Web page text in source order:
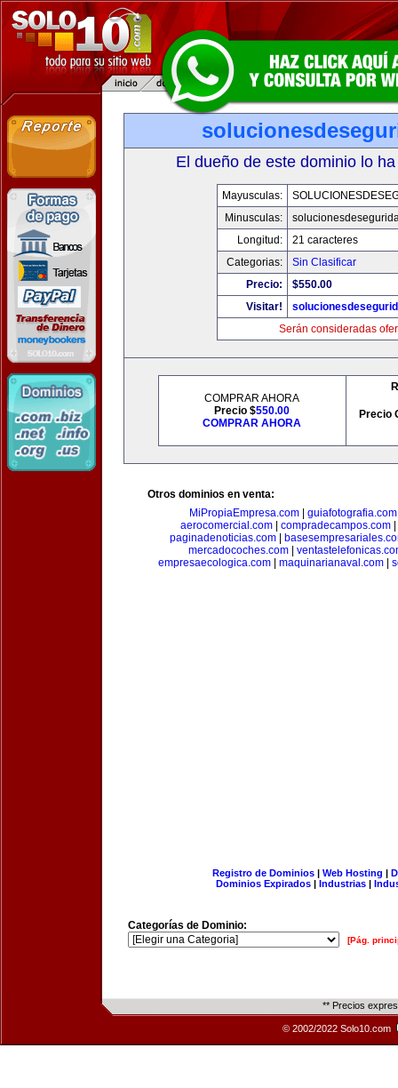
El dueño de este dominio lo
Mayusculas:
Minusculas:
Longitud:
21 caracteres
Categorias:
Sin Clasificar
Precio:
$550.00
Visitar!
Serán consideradas
COMPRAR AHORA
Precio $550.00
COMPRAR AHORA
Precio
Otros dominios en venta:
MiPropiaEmpresa.com
guiafotografia.com
aerocomercial.com| compradecampos.com|
paginadenoticias.com|
mercadocoches.com|
empresaecologica.com| maquinarianaval.com|
Registro de Dominios| Web Hosting |
Dominios Expirados | Industrias |
Categorías de Dominio:
[Pág.
** Precios
© 2002/2022 Solo10.com